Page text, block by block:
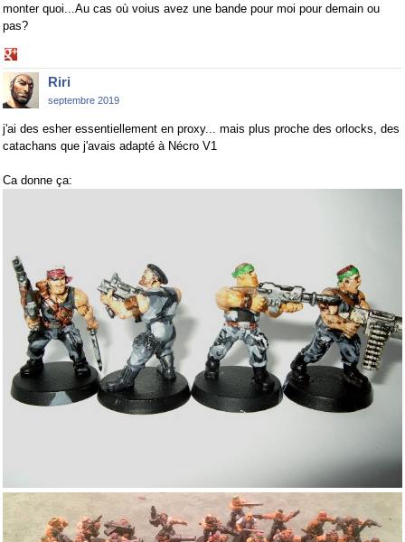
monter quoi...Au cas où voius avez une bande pour moi pour demain ou
pas?
on
Google+Riri
septembre 2019
j'ai des esher essentiellement en proxy... mais plus proche des orlocks, des
catachans que j'avais adapté à Nécro V1
Ca donne ça: